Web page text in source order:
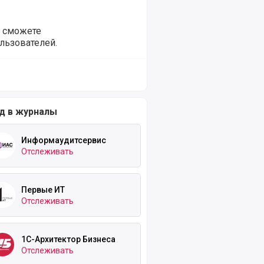
сможете
в журналы
Информаудитсервис
Отслеживать
Первые ИТ
Отслеживать
1С-Архитектор Бизнеса
Отслеживать